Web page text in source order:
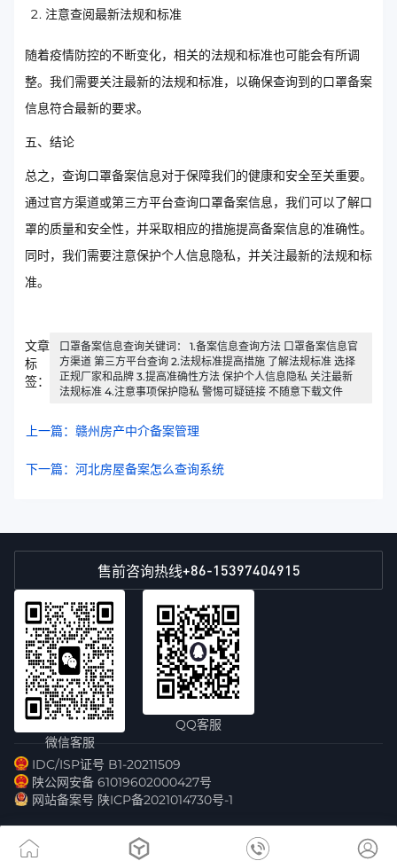
注意查阅最新法规和标准
随着疫情防控的不断变化，相关的法规和标准也可能会有所调
整。我们需要关注最新的法规和标准，以确保查询到的口罩备案
信息符合最新的要求。
五、结论
总之，查询口罩备案信息对于保障我们的健康和安全至关重要。
通过官方渠道或第三方平台查询口罩备案信息，我们可以了解口
罩的质量和安全性，并采取相应的措施提高备案信息的准确性。
同时，我们需要注意保护个人信息隐私，并关注最新的法规和标
准。
文章
标
签：
口罩备案信息查询关键词： 1.备案信息查询方法 口罩备案信息官
方渠道 第三方平台查询 2.法规标准提高措施 了解法规标准 选择
正规厂家和品牌 3.提高准确性方法 保护个人信息隐私 关注最新
法规标准 4.注意事项保护隐私 警惕可疑链接 不随意下载文件
上一篇：赣州房产中介备案管理
下一篇：河北房屋备案怎么查询系统
售前咨询热线+86-15397404915
微信客服
QQ客服
IDC/ISP证号 B1-20211509
陕公网安备 61019602000427号
网站备案号 陕ICP备2021014730号-1